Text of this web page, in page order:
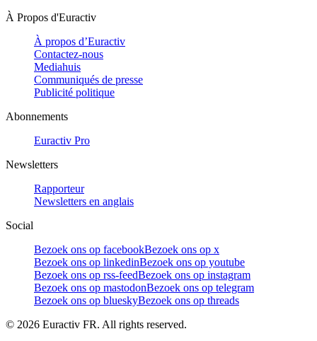
À Propos d'Euractiv
À propos d’Euractiv
Contactez-nous
Mediahuis
Communiqués de presse
Publicité politique
Abonnements
Euractiv Pro
Newsletters
Rapporteur
Newsletters en anglais
Social
Bezoek ons op facebookBezoek ons op x
Bezoek ons op linkedinBezoek ons op youtube
Bezoek ons op rss-feedBezoek ons op instagram
Bezoek ons op mastodonBezoek ons op telegram
Bezoek ons op blueskyBezoek ons op threads
© 2026 Euractiv FR. All rights reserved.